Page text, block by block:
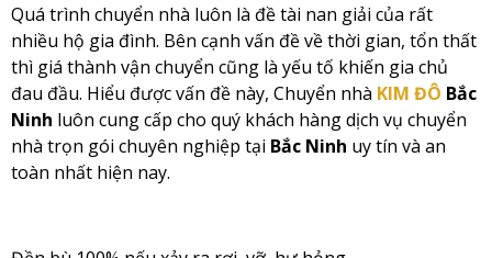
Quá trình chuyển nhà luôn là đề tài nan giải của rất
nhiều hộ gia đình. Bên cạnh vấn đề về thời gian, tổn thất
thì giá thành vận chuyển cũng là yếu tố khiến gia chủ
đau đầu. Hiểu được vấn đề này, Chuyển nhà KIM ĐÔ Bắc
Ninh luôn cung cấp cho quý khách hàng dịch vụ chuyển
nhà trọn gói chuyên nghiệp tại Bắc Ninh uy tín và an
toàn nhất hiện nay.